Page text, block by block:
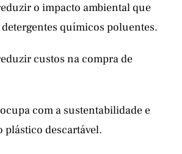
o impacto ambiental que
químicos poluentes.
custos na compra de
com a sustentabilidade e
plástico descartável.